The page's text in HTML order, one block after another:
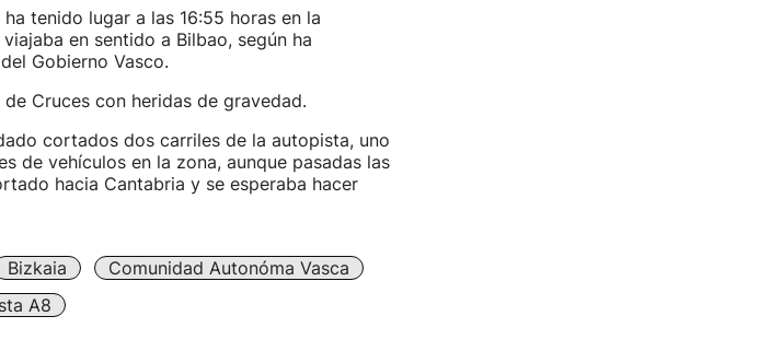
tenido lugar a las 16:55 horas en la
en sentido a Bilbao, según ha
Gobierno Vasco.
Cruces con heridas de gravedad.
cortados dos carriles de la autopista, uno
de vehículos en la zona, aunque pasadas las
hacia Cantabria y se esperaba hacer
Bizkaia
Comunidad Autonóma Vasca
A8